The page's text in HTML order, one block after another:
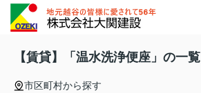
【賃貸】「温水洗浄便座」の一覧
市区町村から探す